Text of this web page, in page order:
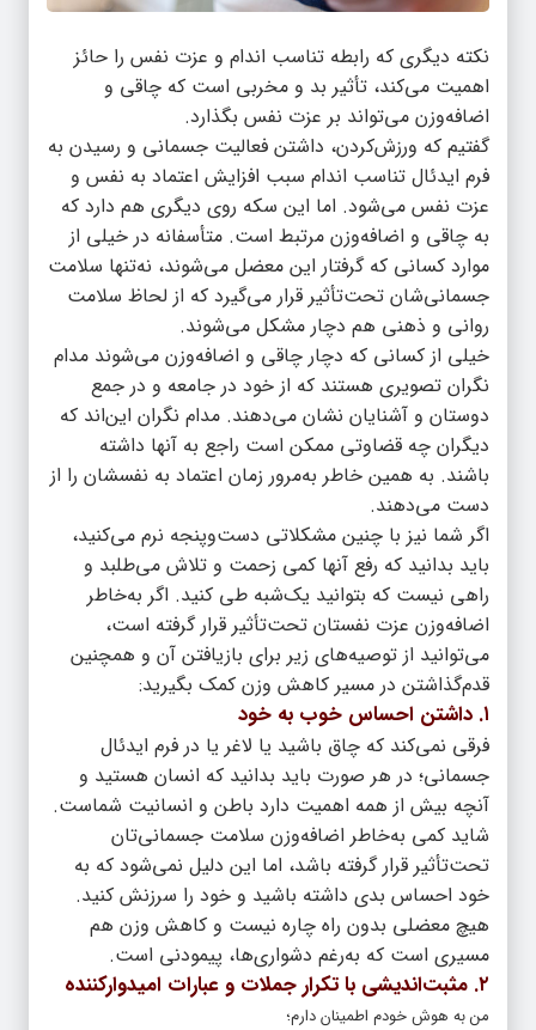
نکته دیگری که رابطه تناسب اندام و عزت نفس را حائز
اهمیت می‌کند، تأثیر بد و مخربی است که چاقی و
اضافه‌وزن می‌تواند بر عزت نفس بگذارد.
گفتیم که ورزش‌کردن، داشتن فعالیت جسمانی و رسیدن به
فرم ایدئال تناسب اندام سبب افزایش اعتماد به نفس و
عزت نفس می‌شود. اما این سکه روی دیگری هم دارد که
به چاقی و اضافه‌وزن مرتبط است. متأسفانه در خیلی از
موارد کسانی که گرفتار این معضل می‌شوند، نه‌تنها سلامت
جسمانی‌شان تحت‌تأثیر قرار می‌گیرد که از لحاظ سلامت
روانی و ذهنی هم دچار مشکل می‌شوند.
خیلی از کسانی که دچار چاقی و اضافه‌وزن می‌شوند مدام
نگران تصویری هستند که از خود در جامعه و در جمع
دوستان و آشنایان نشان می‌دهند. مدام نگران این‌اند که
دیگران چه قضاوتی ممکن است راجع‌ به آنها داشته
باشند. به همین خاطر به‌مرور زمان اعتماد به نفسشان را از
دست می‌دهند.
اگر شما نیز با چنین مشکلاتی دست‌وپنجه نرم می‌کنید،
باید بدانید که رفع آنها کمی زحمت و تلاش می‌طلبد و
راهی نیست که بتوانید یک‌شبه طی کنید. اگر به‌خاطر
اضافه‌وزن عزت نفستان تحت‌تأثیر قرار گرفته است،
می‌توانید از توصیه‌های زیر برای بازیافتن آن و همچنین
قدم‌گذاشتن در مسیر کاهش وزن کمک بگیرید:
۱. داشتن احساس خوب به خود
فرقی نمی‌کند که چاق باشید یا لاغر یا در فرم ایدئال
جسمانی؛ در هر صورت باید بدانید که انسان هستید و
آنچه بیش از همه اهمیت دارد باطن و انسانیت شماست.
شاید کمی به‌خاطر اضافه‌وزن سلامت جسمانی‌تان
تحت‌تأثیر قرار گرفته باشد، اما این دلیل نمی‌شود که به
خود احساس بدی داشته باشید و خود را سرزنش کنید.
هیچ معضلی بدون راه چاره نیست و کاهش وزن هم
مسیری است که به‌رغم دشواری‌ها، پیمودنی است.
۲. مثبت‌اندیشی با تکرار جملات و عبارات امیدوارکننده
من به هوش خودم اطمینان دارم؛